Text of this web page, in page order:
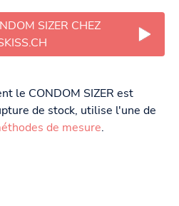
SIZER CHEZ
le CONDOM SIZER est
de stock, utilise l'une de
de mesure.